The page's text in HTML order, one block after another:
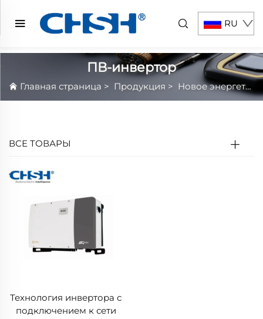
RU
ПВ-инвертор
Главная страница > Продукция > Новое энергетическое оборудование
ВСЕ ТОВАРЫ
Технология инвертора с
подключением к сети